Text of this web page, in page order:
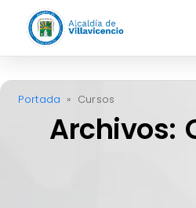
Portada » Cursos
Archivos: